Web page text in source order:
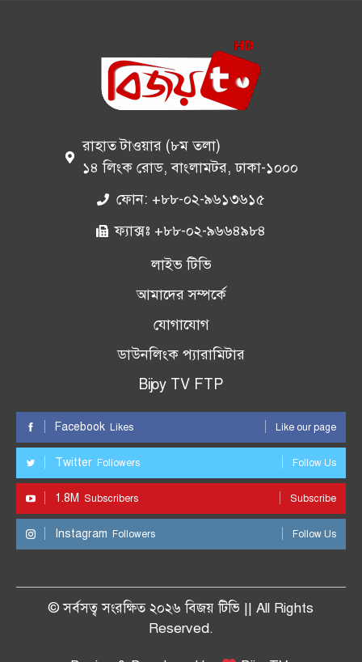
রাহাত টাওয়ার (৮ম তলা)
১৪ লিংক রোড, বাংলামটর, ঢাকা-১০০০
ফোন: +৮৮-০২-৯৬১৩৬১৫
ফ্যাক্সঃ +৮৮-০২-৯৬৬৪৯৮৪
লাইভ টিভি
আমাদের সম্পর্কে
যোগাযোগ
ডাউনলিংক প্যারামিটার
Bijoy TV FTP
Facebook Likes Like our page
Twitter Followers Follow Us
1.8M Subscribers Subscribe
Instagram Followers Follow Us
© সর্বসত্ব সংরক্ষিত ২০২৬ বিজয় টিভি || All Rights
Reserved.